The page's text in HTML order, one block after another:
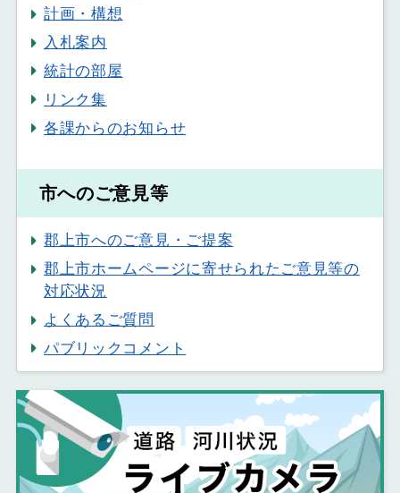
計画・構想
入札案内
統計の部屋
リンク集
各課からのお知らせ
市へのご意見等
郡上市へのご意見・ご提案
郡上市ホームページに寄せられたご意見等の
対応状況
よくあるご質問
パブリックコメント